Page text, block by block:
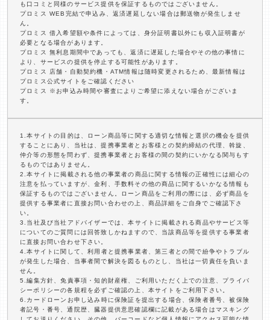
も口コミと同様のサービス提供を保証するものではございません。
プロミス WEB完結で申込み、返済遅延しない場合は郵送物が発生しませ
ん。
プロミス 借入希望額や条件によっては、身分証明書以外にも収入証明書が
必要となる場合があります。
プロミス 無利息期間中であっても、返済に遅延した場合やその他の事情に
より、サービスの提供を停止する可能性があります。
プロミス 店舗・自動契約機・ATM情報は随時変更されるため、最新情報は
プロミス公式サイトをご確認ください
プロミス ※お申込み時間や審査によりご希望に添えない場合がございま
す。
1.本サイトの目的は、ローン商品等に関する適切な情報と選択の機会を提供
することにあり、当社は、提携事業者とお客様との契約締結の代理、斡旋、
仲介等の形態を問わず、提携事業者とお客様の間の契約にいかなる関与もす
るものではありません。
2.本サイトに掲載される他の事業者の商品に関する情報の正確性には細心の
注意を払っていますが、金利、手数料その他の商品に関するいかなる情報も
保証するものではございません。ローン商品をご利用の際には、必ず商品を
提供する事業者に直接お問い合わせの上、商品詳細をご自身でご確認下さ
い。
3.当社及び当社アドバイザーでは、本サイトに掲載される商品やサービス等
についてのご質問には回答致しかねますので、当該商品等を提供する事業者
に直接お問い合わせ下さい。
4.本サイトに関して、利用者と提携事業者、第三者との間で紛争やトラブル
が発生した場合、当事者間で解決を図るものとし、当社は一切責任を負いま
せん。
5.編集方針、免責事項・知的財産権、ご利用いただく上での注意、プライバ
シーポリシーの各規程を必ずご確認の上、本サイトをご利用下さい。
6.カードローンお申し込み時に保険証を提出する場合、保険者番号、被保険
者記号・番号、通院歴、臓器提供意思確認欄に記載がある場合はマスキング